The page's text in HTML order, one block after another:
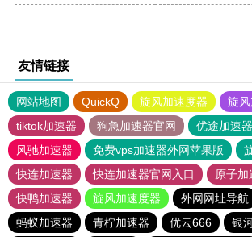
友情链接
网站地图 QuickQ 旋风加速度器
旋
tiktok加速器
狗急加速器官网
优途加速
风驰加速器
免费vps加速器外网苹果版
快连加速器
快连加速器官网入口
原子加
快鸭加速器
旋风加速度器 外网网址导航
蚂蚁加速器
青柠加速器 优云666 银